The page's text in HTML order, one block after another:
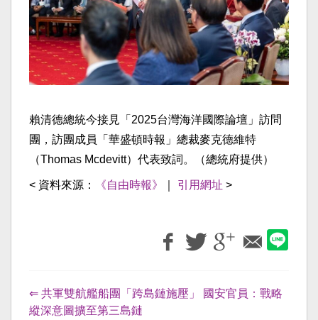
賴清德總統今接見「2025台灣海洋國際論壇」訪問
團，訪團成員「華盛頓時報」總裁麥克德維特
（Thomas Mcdevitt）代表致詞。（總統府提供）
< 資料來源： 《自由時報》 引用網址 >
⇐ 共軍雙航艦船團「跨島鏈施壓」 國安官員：戰略
縱深意圖擴至第三島鏈